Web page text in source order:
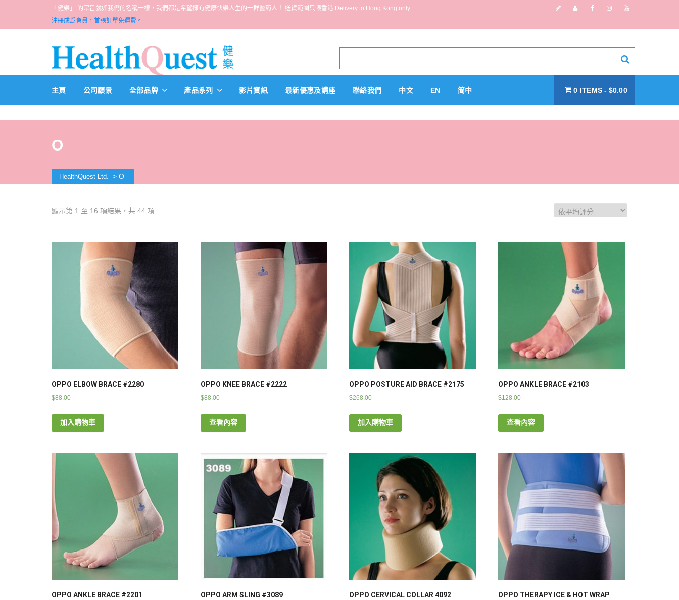
「健樂」 的宗旨就如我們的名稱一樣，我們都是希望擁有健康快樂人生的一群醫葯人！ 送貨範圍只限香港 Delivery to Hong Kong only
注冊成爲會員，首張訂單免運費。
主頁 公司願景 全部品牌 產品系列 影片資訊 最新優惠及講座 聯絡我們 中文 EN 简中 0 ITEMS $0.00
O
HealthQuest Ltd. > O
顯示第 1 至 16 項結果，共 44 項
OPPO ELBOW BRACE #2280
$88.00
加入購物車
OPPO KNEE BRACE #2222
$88.00
查看內容
OPPO POSTURE AID BRACE #2175
$268.00
加入購物車
OPPO ANKLE BRACE #2103
$128.00
查看內容
OPPO ANKLE BRACE #2201 OPPO ARM SLING #3089 OPPO CERVICAL COLLAR 4092
OPPO THERAPY ICE & HOT WRAP